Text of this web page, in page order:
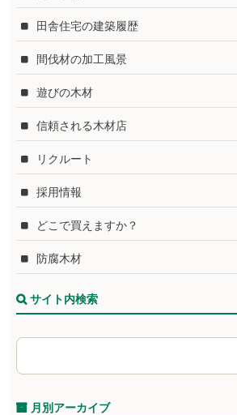
田舎住宅の建築履歴
間伐材の加工風景
遊びの木材
信頼される木材店
リクルート
採用情報
どこで買えますか？
防腐木材
サイト内検索
月別アーカイブ